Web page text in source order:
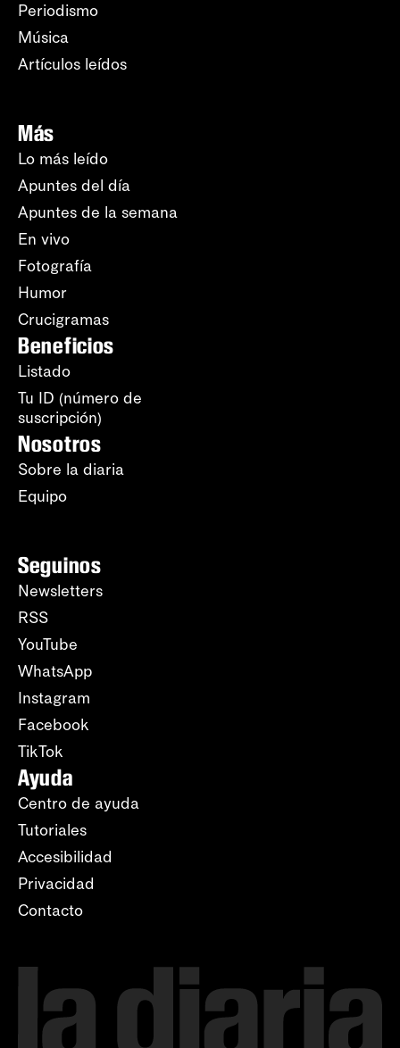
Periodismo
Música
Artículos leídos
Más
Lo más leído
Apuntes del día
Apuntes de la semana
En vivo
Fotografía
Humor
Crucigramas
Beneficios
Listado
Tu ID (número de
suscripción)
Nosotros
Sobre la diaria
Equipo
Seguinos
Newsletters
RSS
YouTube
WhatsApp
Instagram
Facebook
TikTok
Ayuda
Centro de ayuda
Tutoriales
Accesibilidad
Privacidad
Contacto